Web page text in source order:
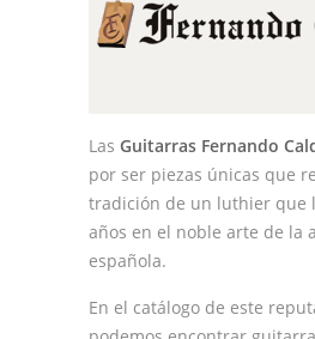
Las Guitarras Fernando
por ser piezas únicas que
tradición de un luthier que
años en el noble arte de la
española.
En el catálogo de este